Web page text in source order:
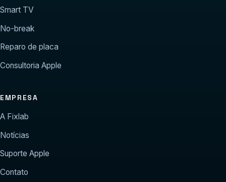
Smart TV
No-break
Reparo de placa
Consultoria Apple
EMPRESA
A Fixlab
Notícias
Suporte Apple
Contato